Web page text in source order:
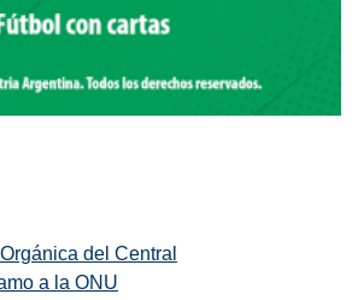
del Central
a la ONU